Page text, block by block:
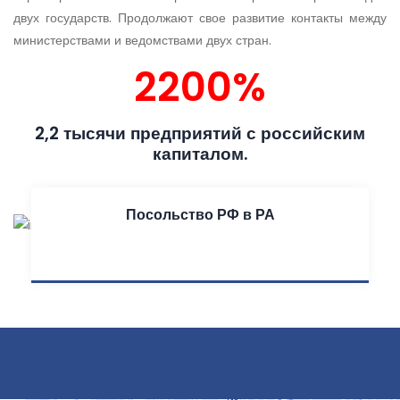
двух государств. Продолжают свое развитие контакты между
министерствами и ведомствами двух стран.
2200%
2,2 тысячи предприятий с российским
капиталом.
Посольство РФ в РА